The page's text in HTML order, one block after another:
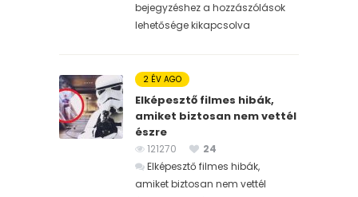
bejegyzéshez a hozzászólások
lehetősége kikapcsolva
2 ÉV AGO
Elképesztő filmes hibák,
amiket biztosan nem vettél
észre
121270
24
Elképesztő filmes hibák,
amiket biztosan nem vettél